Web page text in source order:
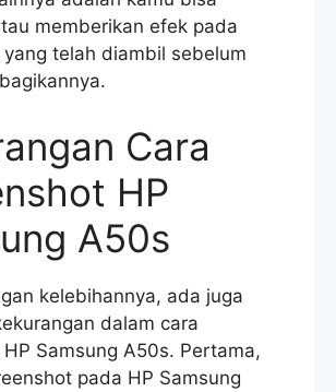
memberikan efek pada
telah diambil sebelum
Cara
HP
A50s
kelebihannya, ada juga
dalam cara
Samsung A50s. Pertama,
pada HP Samsung